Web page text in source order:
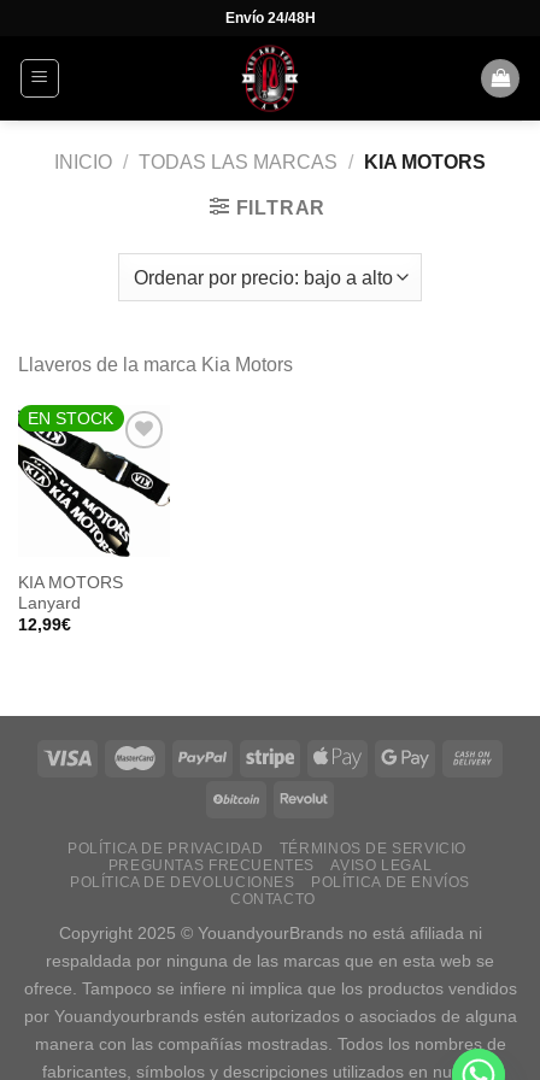
content
Envío 24/48H
INICIO / TODAS LAS MARCAS / KIA MOTORS
FILTRAR
Llaveros de la marca Kia Motors
EN STOCK
AÑADIR
A LA
LISTA
DE
KIA MOTORS
Lanyard
12,99€
POLÍTICA DE PRIVACIDAD
TÉRMINOS DE SERVICIO
PREGUNTAS FRECUENTES
AVISO LEGAL
POLÍTICA DE DEVOLUCIONES
POLÍTICA DE ENVÍOS
CONTACTO
Copyright 2025 © YouandyourBrands no está afiliada ni
respaldada por ninguna de las marcas que en esta web se
ofrece. Tampoco se infiere ni implica que los productos vendidos
por Youandyourbrands estén autorizados o asociados de alguna
manera con las compañías mostradas. Todos los nombres de
fabricantes, símbolos y descripciones utilizados en nuestras